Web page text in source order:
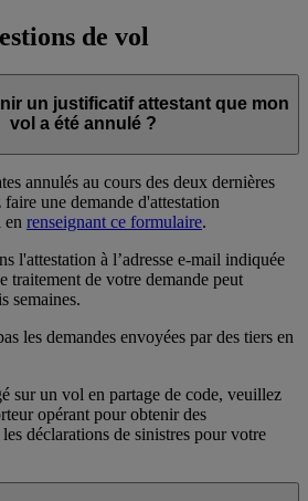
de vol
un justificatif attestant que mon
vol a été annulé ?
annulés au cours des deux dernières
une demande d'attestation
en renseignant ce formulaire.
l'attestation à l’adresse e-mail indiquée
traitement de votre demande peut
semaines.
les demandes envoyées par des tiers en
sur un vol en partage de code, veuillez
opérant pour obtenir des
déclarations de sinistres pour votre